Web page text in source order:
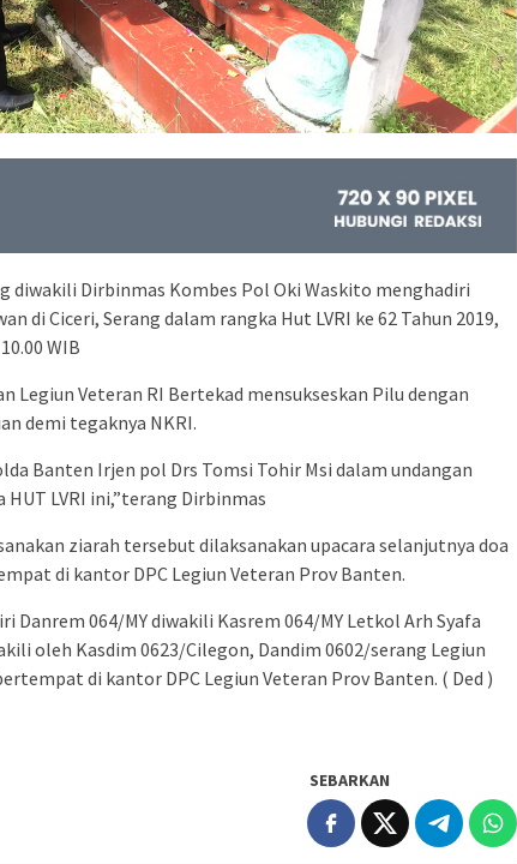
diwakili Dirbinmas Kombes Pol Oki Waskito menghadiri
di Ciceri, Serang dalam rangka Hut LVRI ke 62 Tahun 2019,
WIB
Legiun Veteran RI Bertekad mensukseskan Pilu dengan
demi tegaknya NKRI.
Banten Irjen pol Drs Tomsi Tohir Msi dalam undangan
LVRI ini,”terang Dirbinmas
ziarah tersebut dilaksanakan upacara selanjutnya doa
di kantor DPC Legiun Veteran Prov Banten.
Danrem 064/MY diwakili Kasrem 064/MY Letkol Arh Syafa
oleh Kasdim 0623/Cilegon, Dandim 0602/serang Legiun
di kantor DPC Legiun Veteran Prov Banten. ( Ded )
SEBARKAN